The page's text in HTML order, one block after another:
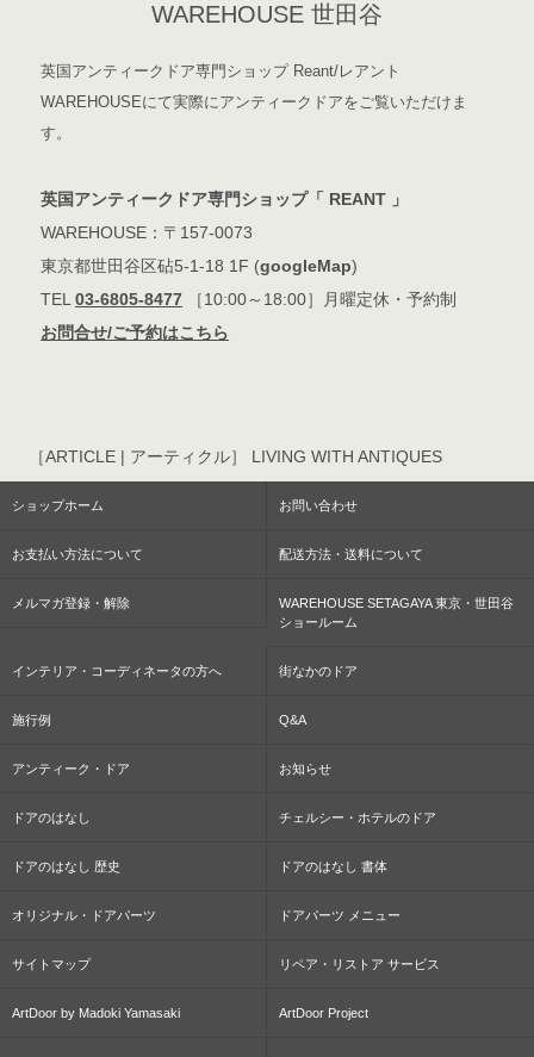
WAREHOUSE 世田谷
英国アンティークドア専門ショップ Reant/レアント
WAREHOUSEにて実際にアンティークドアをご覧いただけま
す。
英国アンティークドア専門ショップ「 REANT 」
WAREHOUSE：〒157-0073
東京都世田谷区砧5-1-18 1F (googleMap)
TEL03-6805-8477 ［10:00～18:00］月曜定休・予約制
お問合せ/ご予約はこちら
［ARTICLE | アーティクル］ LIVING WITH ANTIQUES
ショップホーム お問い合わせ
お支払い方法について 配送方法・送料について
メルマガ登録・解除
WAREHOUSE SETAGAYA 東京・世田谷
ショールーム
インテリア・コーディネータの方へ 街なかのドア
施行例 Q&A
アンティーク・ドア お知らせ
ドアのはなし チェルシー・ホテルのドア
ドアのはなし 歴史 ドアのはなし 書体
オリジナル・ドアパーツ ドアパーツ メニュー
サイトマップ リペア・リストア サービス
ArtDoor by Madoki Yamasaki ArtDoor Project